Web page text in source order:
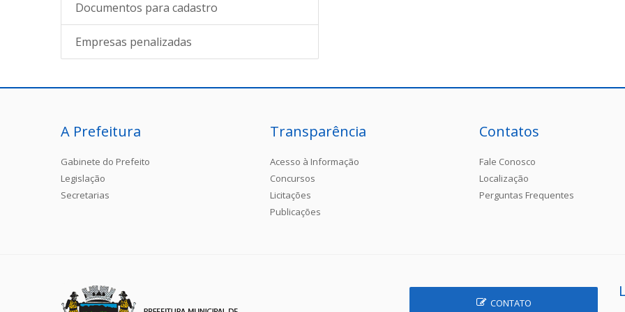
Documentos para cadastro
Empresas penalizadas
A Prefeitura
Gabinete do Prefeito
Legislação
Secretarias
Transparência
Acesso à Informação
Concursos
Licitações
Publicações
Contatos
Fale Conosco
Localização
Perguntas Frequentes
CONTATO